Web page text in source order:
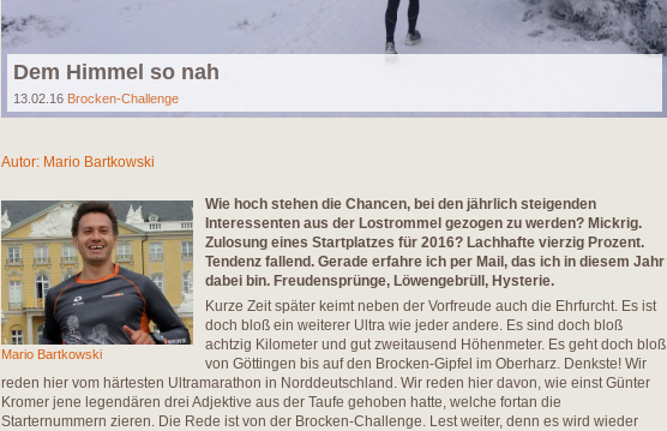
Dem Himmel so nah
13.02.16 Brocken-Challenge
Autor: Mario Bartkowski
Mario Bartkowski
Wie hoch stehen die Chancen, bei den jährlich steigenden
Interessenten aus der Lostrommel gezogen zu werden? Mickrig.
Zulosung eines Startplatzes für 2016? Lachhafte vierzig Prozent.
Tendenz fallend. Gerade erfahre ich per Mail, das ich in diesem Jahr
dabei bin. Freudensprünge, Löwengebrüll, Hysterie.
Kurze Zeit später keimt neben der Vorfreude auch die Ehrfurcht. Es ist
doch bloß ein weiterer Ultra wie jeder andere. Es sind doch bloß
achtzig Kilometer und gut zweitausend Höhenmeter. Es geht doch bloß
von Göttingen bis auf den Brocken-Gipfel im Oberharz. Denkste! Wir
reden hier vom härtesten Ultramarathon in Norddeutschland. Wir reden hier davon, wie einst Günter
Kromer jene legendären drei Adjektive aus der Taufe gehoben hatte, welche fortan die
Starternummern zieren. Die Rede ist von der Brocken-Challenge. Lest weiter, denn es wird wieder